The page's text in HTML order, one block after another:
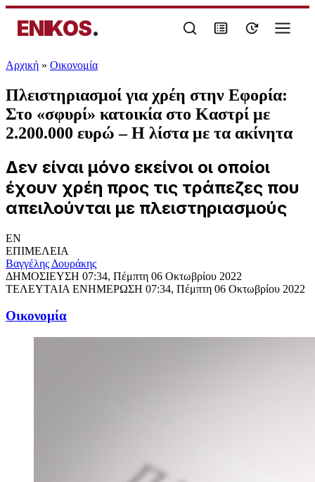
ENIKOS.
Αρχική » Oικονομία
Πλειστηριασμοί για χρέη στην Εφορία:
Στο «σφυρί» κατοικία στο Καστρί με
2.200.000 ευρώ – Η λίστα με τα ακίνητα
Δεν είναι μόνο εκείνοι οι οποίοι
έχουν χρέη προς τις τράπεζες που
απειλούνται με πλειστηριασμούς
EN
ΕΠΙΜΕΛΕΙΑ
Βαγγέλης Δουράκης
ΔΗΜΟΣΙΕΥΣΗ 07:34, Πέμπτη 06 Οκτωβρίου 2022
ΤΕΛΕΥΤΑΙΑ ΕΝΗΜΕΡΩΣΗ 07:34, Πέμπτη 06 Οκτωβρίου 2022
Oικονομία